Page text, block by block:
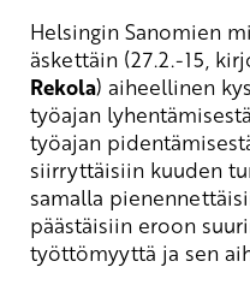
Helsingin Sanomien
äskettäin (27.2.-15,
Rekola) aiheellinen
työajan
työajan
siirryttäisiin kuuden
samalla
päästäisiin eroon
työttömyyttä ja sen